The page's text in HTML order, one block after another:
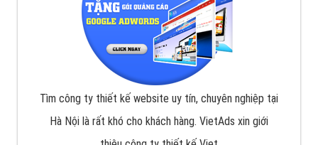
Tìm công ty thiết kế website uy tín, chuyên nghiệp tại
Hà Nội là rất khó cho khách hàng. VietAds xin giới